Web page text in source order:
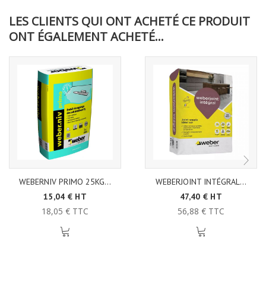
LES CLIENTS QUI ONT ACHETÉ CE PRODUIT
ONT ÉGALEMENT ACHETÉ...
WEBERNIV PRIMO 25KG...
15,04 € HT
18,05 € TTC
WEBERJOINT INTÉGRAL...
47,40 € HT
56,88 € TTC